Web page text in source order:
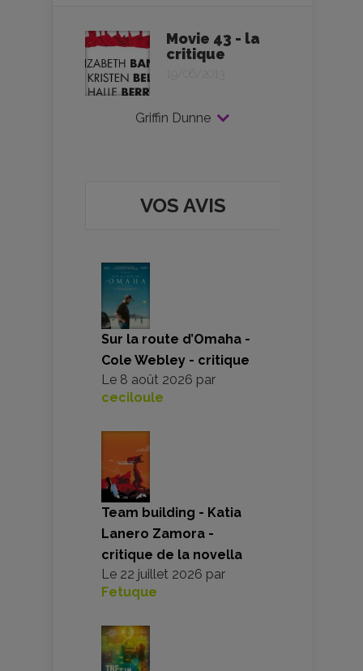
Movie 43 - la
critique
19/06/2013
Griffin Dunne
VOS AVIS
Sur la route d’Omaha -
Cole Webley - critique
Le 8 août 2026 par
ceciloule
Team building - Katia
Lanero Zamora -
critique de la novella
Le 22 juillet 2026 par
Fetuque